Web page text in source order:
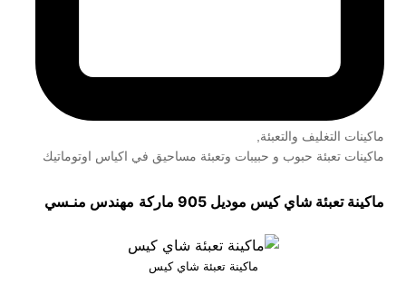
ماكينات التغليف والتعبئة,
ماكينات تعبئة حبوب و حبيبات وتعبئة مساحيق في اكياس اوتوماتيك
ماكينة تعبئة شاي كيس موديل 905 ماركة مهندس منـسي
ماكينة تعبئة شاي كيس